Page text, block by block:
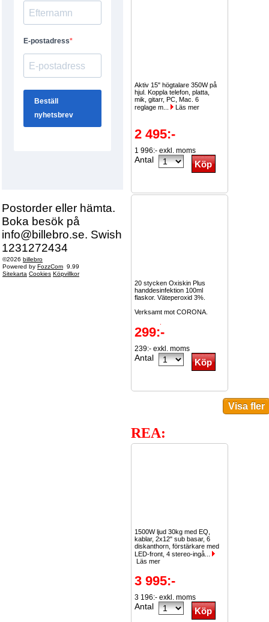
Postorder eller hämta.
Boka besök på
info@billebro.se. Swish
1231272434
©2026 billebro
Powered by FozzCom 9.99
Sitekarta Cookies Köpvillkor
Aktiv 15" högtalare 350W på
hjul. Koppla telefon, platta,
mik, gitarr, PC, Mac. 6
reglage m...
Läs mer
2 495:-
1 996:- exkl. moms
Antal
20 stycken Oxiskin Plus
handdesinfektion 100ml
flaskor. Väteperoxid 3%.
Verksamt mot CORONA.
Kostar...
299:-
239:- exkl. moms
Antal
REA:
1500W ljud 30kg med EQ,
kablar, 2x12" sub basar, 6
diskanthorn, förstärkare med
LED-front, 4 stereo-ingå...
Läs mer
3 995:-
3 196:- exkl. moms
Antal